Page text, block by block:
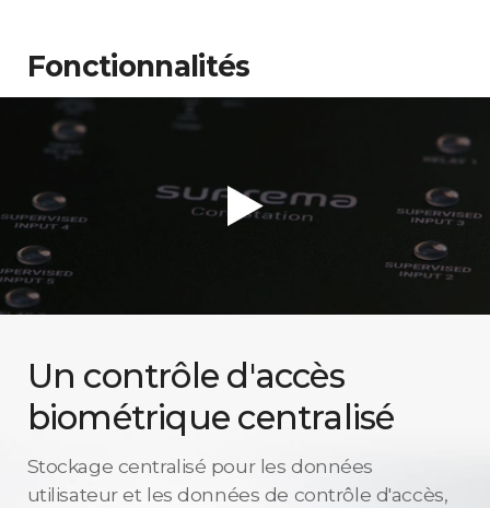
Fonctionnalités
Un contrôle d'accès
biométrique centralisé
Stockage centralisé pour les données
utilisateur et les données de contrôle d'accès,